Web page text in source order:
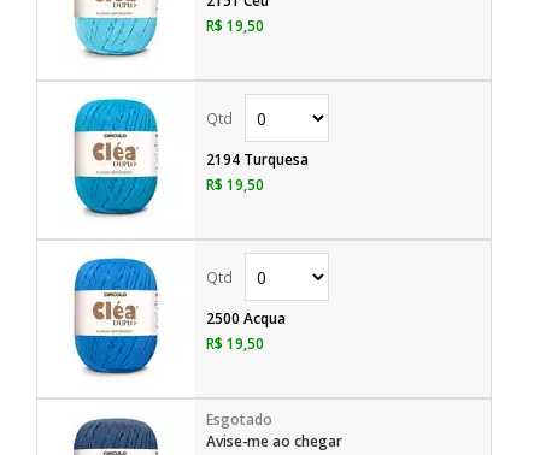
R$ 19,50
2194 Turquesa
R$ 19,50
2500 Acqua
R$ 19,50
Avise-me ao chegar